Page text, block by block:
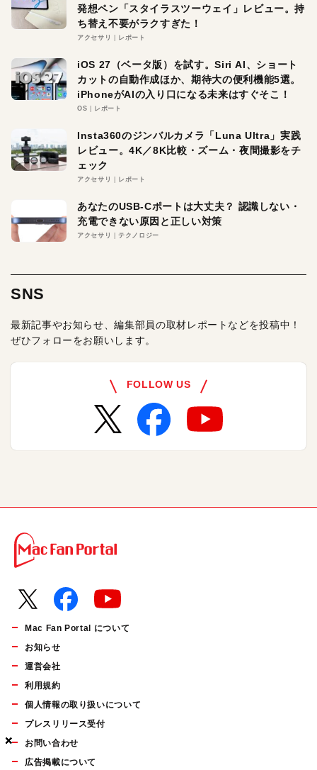
×
×
×
発想ペン「スタイラスツーウェイ」レビュー。持
ち替え不要がラクすぎた！
アクセサリ レポート
iOS 27（ベータ版）を試す。Siri AI、ショート
カットの自動作成ほか、期待大の便利機能5選。
iPhoneがAIの入り口になる未来はすぐそこ！
OS レポート
Insta360のジンバルカメラ「Luna Ultra」実践
レビュー。4K／8K比較・ズーム・夜間撮影をチ
ェック
アクセサリ レポート
あなたのUSB-Cポートは大丈夫？ 認識しない・
充電できない原因と正しい対策
アクセサリ テクノロジー
SNS
最新記事やお知らせ、編集部員の取材レポートなどを投稿中！
ぜひフォローをお願いします。
FOLLOW US
Mac Fan Portal について
お知らせ
運営会社
利用規約
個人情報の取り扱いについて
プレスリリース受付
お問い合わせ
広告掲載について